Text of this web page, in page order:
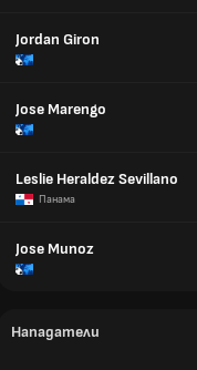
Jordan Giron
Jose Marengo
Leslie Heraldez Sevillano
Панама
Jose Munoz
Нападатели